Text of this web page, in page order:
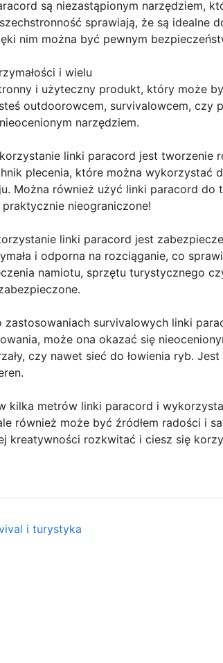
są niezastąpionym narzędziem,
sprawiają, że są idealne
nim można być pewnym
i wielu
i użyteczny produkt, który może
outdoorowcem, survivalowcem, czy
narzędziem.
linki paracord jest tworzenie
plecenia, które można wykorzystać
Można również użyć linki paracord do
nieograniczone!
linki paracord jest
i odporna na rozciąganie, co
namiotu, sprzętu turystycznego
survivalowych linki
może ona okazać się
czy nawet sieć do łowienia ryb.
kilka metrów linki paracord i
również może być źródłem radości i
kreatywności rozkwitać i ciesz się
i turystyka